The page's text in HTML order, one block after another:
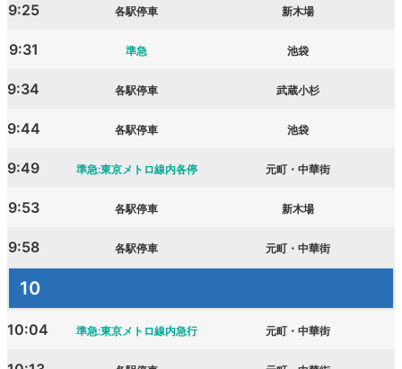
9:25 各駅停車 新木場
9:31 準急 池袋
9:34 各駅停車 武蔵小杉
9:44 各駅停車 池袋
9:49 準急:東京メトロ線内各停 元町・中華街
9:53 各駅停車 新木場
9:58 各駅停車 元町・中華街
10
10:04 準急:東京メトロ線内急行 元町・中華街